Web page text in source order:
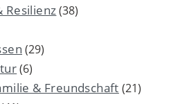
Resilienz(38)
(29)
(6)
& Freundschaft (21)